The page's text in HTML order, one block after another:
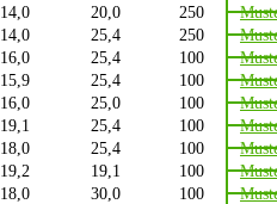
14,0 20,0 250
14,0 25,4 250
16,0 25,4 100
15,9 25,4 100
16,0 25,0 100
19,1 25,4 100
18,0 25,4 100
19,2 19,1 100
18,0 30,0 100